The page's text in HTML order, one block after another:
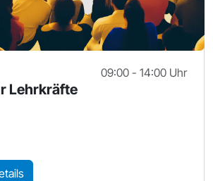
09:00 - 14:00 Uhr
Lehrkräfte